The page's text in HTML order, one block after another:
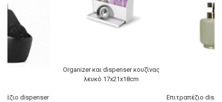
dispenser
Organizer και dispenser κουζίνας
λευκό 17x21x18cm
Επιτραπέζιο